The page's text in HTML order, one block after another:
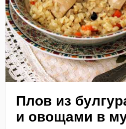
Плов из
и овощами в